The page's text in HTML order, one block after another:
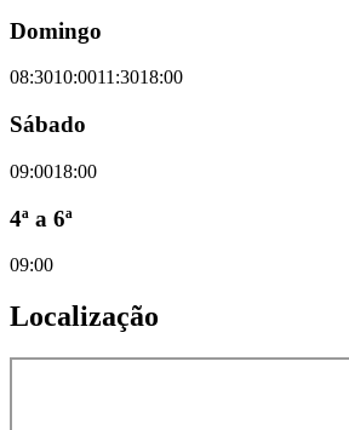
Domingo
08:3010:0011:3018:00
Sábado
09:0018:00
4ª a 6ª
09:00
Localização